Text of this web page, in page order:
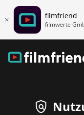
filmfriend
filmwerte